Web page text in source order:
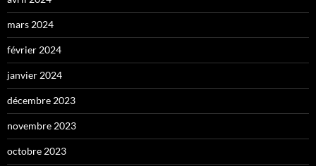
mars 2024
février 2024
janvier 2024
décembre 2023
novembre 2023
octobre 2023